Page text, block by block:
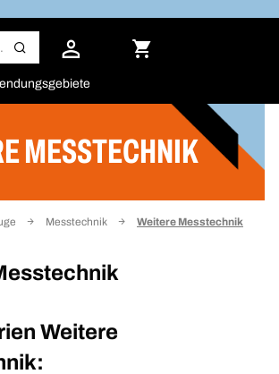
MESSTECHNIK
Messtechnik Weitere Messtechnik
Weitere